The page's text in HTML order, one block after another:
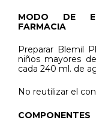
MODO DE
FARMACIA
Preparar Blemil
niños mayores
cada 240 ml. de
No reutilizar el
COMPONENTES